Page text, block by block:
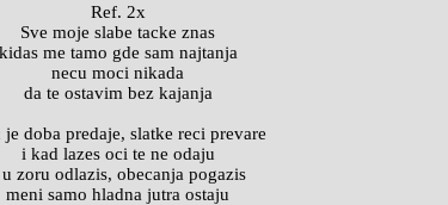
Ref. 2x
Sve moje slabe tacke znas
kidas me tamo gde sam najtanja
necu moci nikada
da te ostavim bez kajanja
je doba predaje, slatke reci prevare
i kad lazes oci te ne odaju
u zoru odlazis, obecanja pogazis
meni samo hladna jutra ostaju